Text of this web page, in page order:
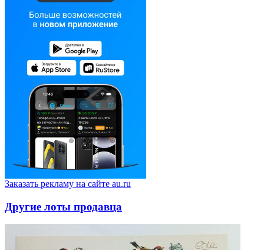
Заказать рекламу на сайте au.ru
Другие лоты продавца